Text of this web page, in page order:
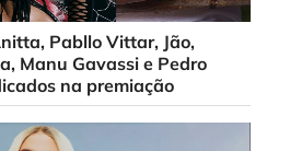
Pabllo Vittar, Jão,
Manu Gavassi e Pedro
na premiação